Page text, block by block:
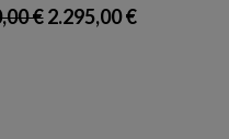
€2.295,00 €